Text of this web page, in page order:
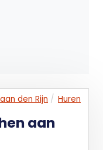
van de
het bij de wet
blijvend zal
geven op
volmacht aan
(s)
een optieverzoek
huurder
den Rijn Huren
aan